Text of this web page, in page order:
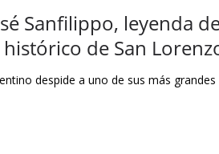
Sanfilippo, leyenda
de San
despide a uno de sus más